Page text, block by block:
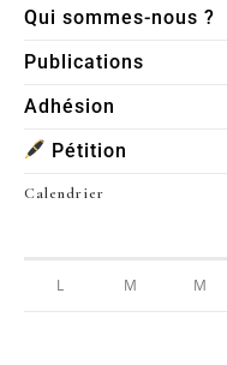
Qui sommes-nous ?
Publications
Adhésion
Pétition
Calendrier
L M M